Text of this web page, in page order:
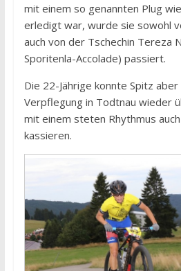
mit einem so genannten Plug
erledigt war, wurde sie sowohl
auch von der Tschechin Tereza
Sporitenla-Accolade) passiert.
Die 22-Jährige konnte Spitz
Verpflegung in Todtnau wieder
mit einem steten Rhythmus
kassieren.